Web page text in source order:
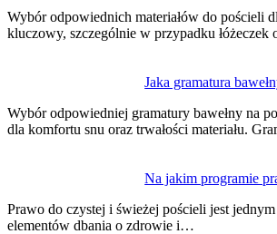
Wybór odpowiednich materiałów do pościeli
kluczowy, szczególnie w przypadku
Jaka gramatura
Wybór odpowiedniej gramatury bawełny na
dla komfortu snu oraz trwałości materiału.
Na jakim programie
Prawo do czystej i świeżej pościeli jest
elementów dbania o zdrowie i…
wpisu